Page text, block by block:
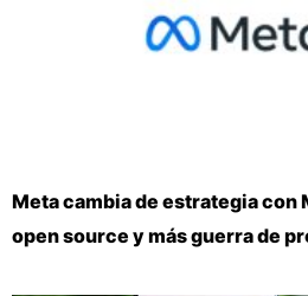
Meta cambia de estrategia con
open source y más guerra de